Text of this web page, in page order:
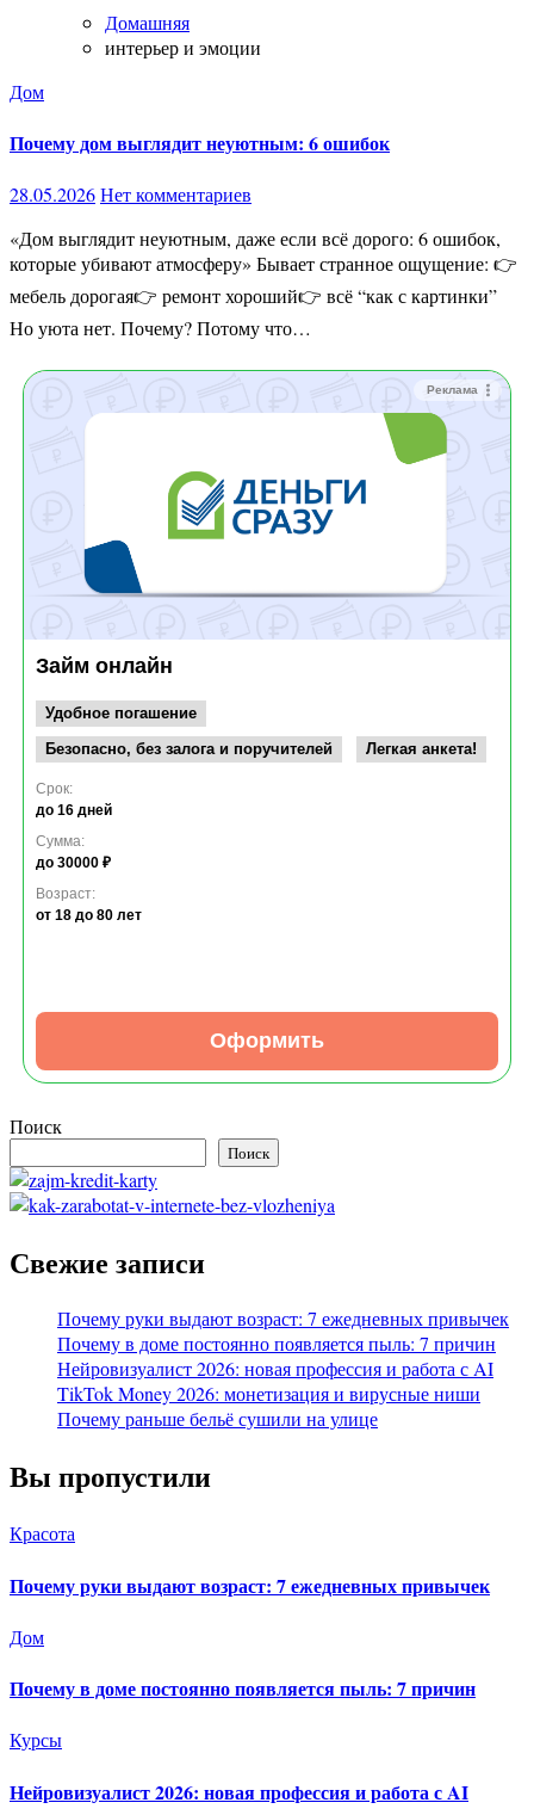
Домашняя
интерьер и эмоции
Дом
Почему дом выглядит неуютным: 6 ошибок
28.05.2026Нет комментариев
«Дом выглядит неуютным, даже если всё дорого: 6 ошибок,
которые убивают атмосферу» Бывает странное ощущение: 👉
мебель дорогая👉 ремонт хороший👉 всё “как с картинки”
Но уюта нет. Почему? Потому что…
Реклама
Займ онлайн
Удобное погашение
Безопасно, без залога и поручителей
Легкая анкета!
Срок:
до 16 дней
Сумма:
до 30000 ₽
Возраст:
от 18 до 80 лет
Оформить
Поиск
Поиск
Свежие записи
Почему руки выдают возраст: 7 ежедневных привычек
Почему в доме постоянно появляется пыль: 7 причин
Нейровизуалист 2026: новая профессия и работа с AI
TikTok Money 2026: монетизация и вирусные ниши
Почему раньше бельё сушили на улице
Вы пропустили
Красота
Почему руки выдают возраст: 7 ежедневных привычек
Дом
Почему в доме постоянно появляется пыль: 7 причин
Курсы
Нейровизуалист 2026: новая профессия и работа с AI